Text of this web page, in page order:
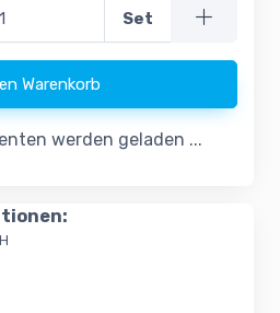
Set
Warenkorb
werden geladen ...